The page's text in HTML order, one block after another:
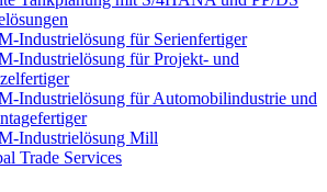
Industrielösung für Serienfertiger
Industrielösung für Projekt- und
Industrielösung für Automobilindustrie und
Industrielösung Mill
Trade Services